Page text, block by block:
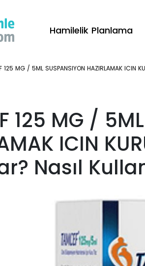
Hamilelik Planlama
125 MG / 5ML SUSPANSIYON HAZIRLAMAK ICIN
125 MG /
ICIN
Nasıl